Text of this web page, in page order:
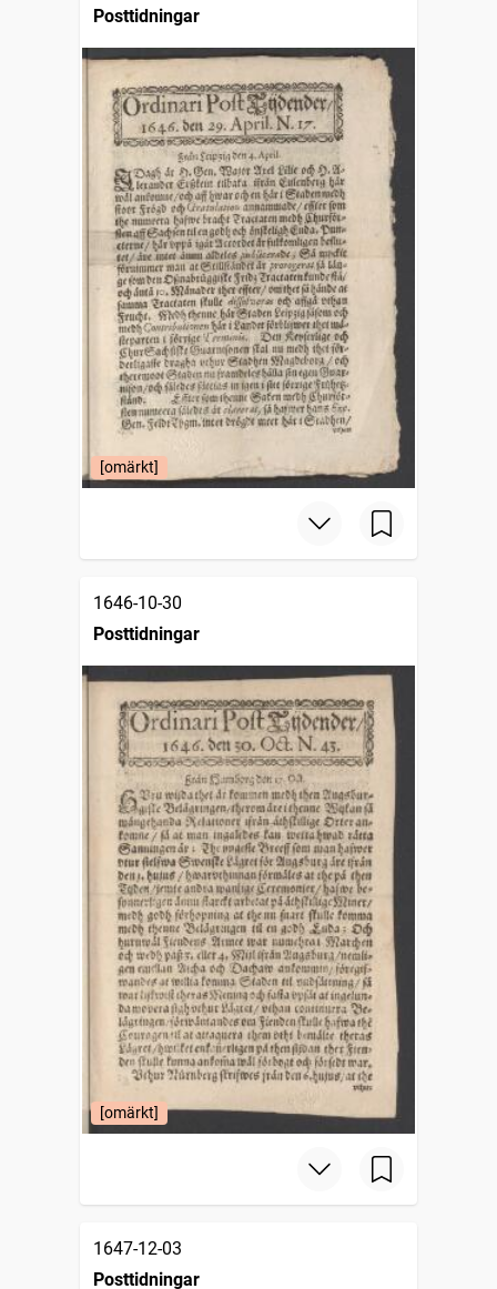
Posttidningar
[omärkt]
1646-10-30
Posttidningar
[omärkt]
1647-12-03
Posttidningar